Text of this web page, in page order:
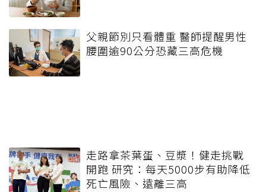
父親節別只看體重 醫師提醒男性
腰圍逾90公分恐藏三高危機
走路拿茶葉蛋、豆漿！健走挑戰
開跑 研究：每天5000步有助降低
死亡風險、遠離三高